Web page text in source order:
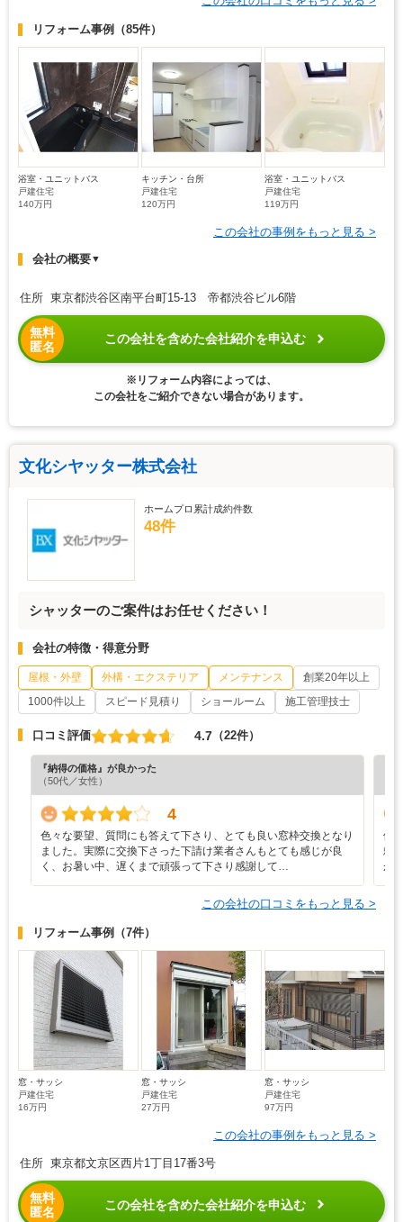
リフォーム事例 （85件）
浴室・ユニットバス
戸建住宅
140万円
キッチン・台所
戸建住宅
120万円
浴室・ユニットバス
戸建住宅
119万円
この会社の事例をもっと見る >
会社の概要▼
住所 東京都渋谷区南平台町15-13 帝都渋谷ビル6階
無料
匿名
この会社を含めた会社紹介を申込む
※リフォーム内容によっては、
この会社をご紹介できない場合があります。
文化シヤッター株式会社
ホームプロ累計成約件数
48件
シャッターのご案件はお任せください！
会社の特徴・得意分野
屋根・外壁 外構・エクステリア メンテナンス
創業20年以上
1000件以上
スピード見積り ショールーム 施工管理技士
口コミ評価 4.7 （22件）
『納得の価格』が良かった
（50代／女性）
4
色々な要望、質問にも答えて下さり、とても良い窓枠交換となり
ました。実際に交換下さった下請け業者さんもとても感じが良
く、お暑い中、遅くまで頑張って下さり感謝して…
他
頼
が
この会社の口コミをもっと見る >
リフォーム事例 （7件）
窓・サッシ
戸建住宅
16万円
窓・サッシ
戸建住宅
27万円
窓・サッシ
戸建住宅
97万円
この会社の事例をもっと見る >
住所 東京都文京区西片1丁目17番3号
無料
匿名
この会社を含めた会社紹介を申込む